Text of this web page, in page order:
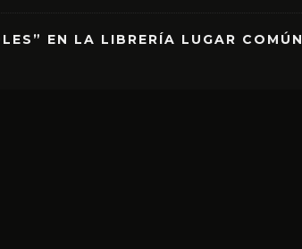
EN LA LIBRERÍA LUGAR COMÚN